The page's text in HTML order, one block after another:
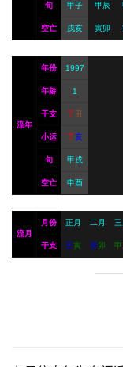
旬 甲子 甲辰
空亡 戌亥 寅卯
流年
年份 1997
年龄 1
干支 丁丑
小运 丁亥
旬 甲戌
空亡 申酉
流月
月份 正月 二月 三
干支 壬寅 癸卯 甲